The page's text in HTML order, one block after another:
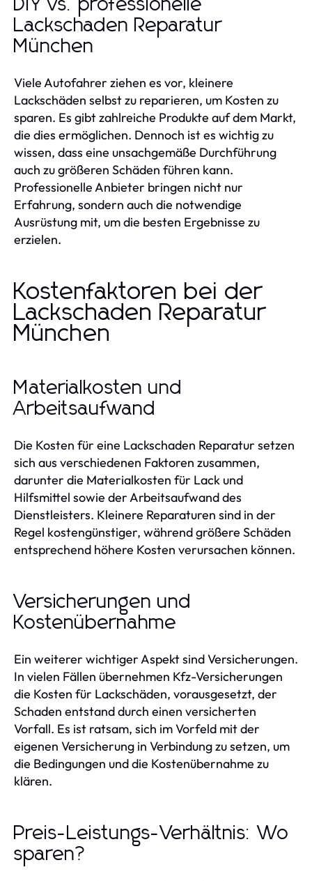
DIY vs. professionelle
Lackschaden Reparatur
München
Viele Autofahrer ziehen es vor, kleinere
Lackschäden selbst zu reparieren, um Kosten zu
sparen. Es gibt zahlreiche Produkte auf dem Markt,
die dies ermöglichen. Dennoch ist es wichtig zu
wissen, dass eine unsachgemäße Durchführung
auch zu größeren Schäden führen kann.
Professionelle Anbieter bringen nicht nur
Erfahrung, sondern auch die notwendige
Ausrüstung mit, um die besten Ergebnisse zu
erzielen.
Kostenfaktoren bei der
Lackschaden Reparatur
München
Materialkosten und
Arbeitsaufwand
Die Kosten für eine Lackschaden Reparatur setzen
sich aus verschiedenen Faktoren zusammen,
darunter die Materialkosten für Lack und
Hilfsmittel sowie der Arbeitsaufwand des
Dienstleisters. Kleinere Reparaturen sind in der
Regel kostengünstiger, während größere Schäden
entsprechend höhere Kosten verursachen können.
Versicherungen und
Kostenübernahme
Ein weiterer wichtiger Aspekt sind Versicherungen.
In vielen Fällen übernehmen Kfz-Versicherungen
die Kosten für Lackschäden, vorausgesetzt, der
Schaden entstand durch einen versicherten
Vorfall. Es ist ratsam, sich im Vorfeld mit der
eigenen Versicherung in Verbindung zu setzen, um
die Bedingungen und die Kostenübernahme zu
klären.
Preis-Leistungs-Verhältnis: Wo
sparen?